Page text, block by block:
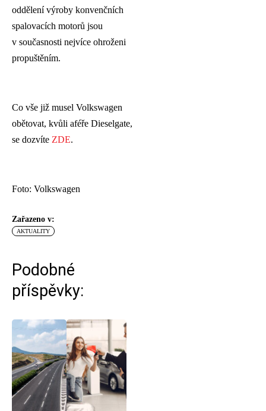
oddělení výroby konvenčních
spalovacích motorů jsou
v současnosti nejvíce ohroženi
propuštěním.
Co vše již musel Volkswagen
obětovat, kvůli aféře Dieselgate,
se dozvíte ZDE.
Foto: Volkswagen
Zařazeno v:
AKTUALITY
Podobné
příspěvky: